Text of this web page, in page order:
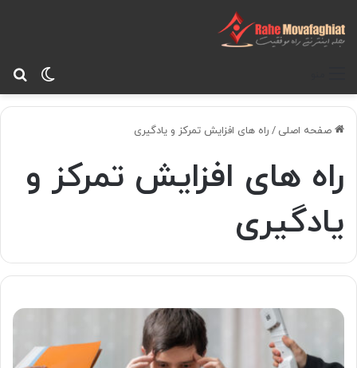
صفحه اصلی / راه های افزایش تمرکز و یادگیری
راه های افزایش تمرکز و
یادگیری